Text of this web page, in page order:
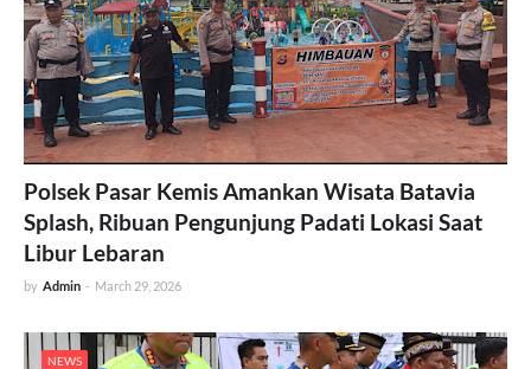
Polsek Pasar Kemis Amankan Wisata Batavia
Splash, Ribuan Pengunjung Padati Lokasi Saat
Libur Lebaran
by Admin - March 29, 2026
NEWS